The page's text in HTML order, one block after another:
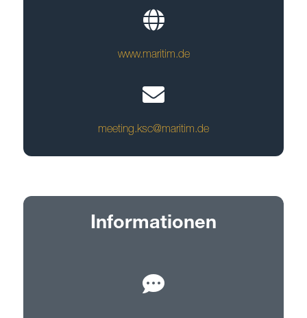
www.maritim.de
meeting.ksc@maritim.de
Informationen